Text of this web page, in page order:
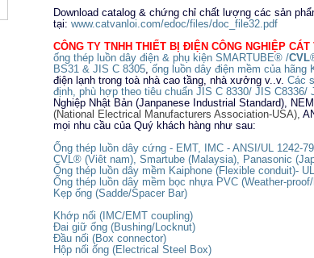
Download catalog & chứng chỉ chất lượng các sản
tại: www.catvanloi.com/edoc/files/doc_file32.pdf
CÔNG TY TNHH THIẾT BỊ ĐIỆN CÔNG NGHIỆP CÁT
ống thép luồn dây điện & phụ kiện SMARTUBE® /CVL
BS31 & JIS C 8305, ống luồn dây điện mềm của hãng
điện lạnh trong toà nhà cao tầng, nhà xưởng v..v. Các
định, phù hợp theo tiêu chuẩn JIS C 8330/ JIS C8336/
Nghiệp Nhật Bản (Janpanese Industrial Standard),
(National Electrical Manufacturers Association-USA),
mọi nhu cầu của Quý khách hàng như sau:
Ống thép luồn dây cứng - EMT, IMC - ANSI/UL 1242-
CVL® (Viêt nam), Smartube (Malaysia), Panasonic
Ống thép luồn dây mềm Kaiphone (Flexible conduit)-
Ống thép luồn dây mềm bọc nhựa PVC (Weather-
Kẹp ống (Sadde/Spacer Bar)
Khớp nối (IMC/EMT coupling)
Đai giữ ống (Bushing/Locknut)
Đầu nối (Box connector)
Hộp nối ống (Electrical Steel Box)